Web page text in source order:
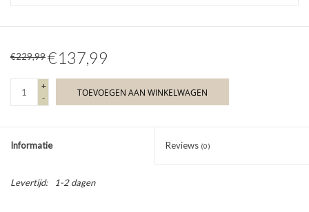
€229,99€137,99
+
-
TOEVOEGEN AAN WINKELWAGEN
Informatie Reviews (0)
Levertijd: 1-2 dagen